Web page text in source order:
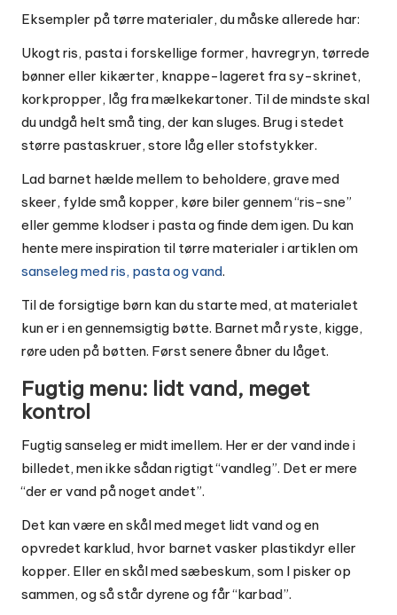
Eksempler på tørre materialer, du måske allerede har:
Ukogt ris, pasta i forskellige former, havregryn, tørrede
bønner eller kikærter, knappe-lageret fra sy-skrinet,
korkpropper, låg fra mælkekartoner. Til de mindste skal
du undgå helt små ting, der kan sluges. Brug i stedet
større pastaskruer, store låg eller stofstykker.
Lad barnet hælde mellem to beholdere, grave med
skeer, fylde små kopper, køre biler gennem “ris-sne”
eller gemme klodser i pasta og finde dem igen. Du kan
hente mere inspiration til tørre materialer i artiklen om
sanseleg med ris, pasta og vand.
Til de forsigtige børn kan du starte med, at materialet
kun er i en gennemsigtig bøtte. Barnet må ryste, kigge,
røre uden på bøtten. Først senere åbner du låget.
Fugtig menu: lidt vand, meget
kontrol
Fugtig sanseleg er midt imellem. Her er der vand inde i
billedet, men ikke sådan rigtigt “vandleg”. Det er mere
“der er vand på noget andet”.
Det kan være en skål med meget lidt vand og en
opvredet karklud, hvor barnet vasker plastikdyr eller
kopper. Eller en skål med sæbeskum, som I pisker op
sammen, og så står dyrene og får “karbad”.